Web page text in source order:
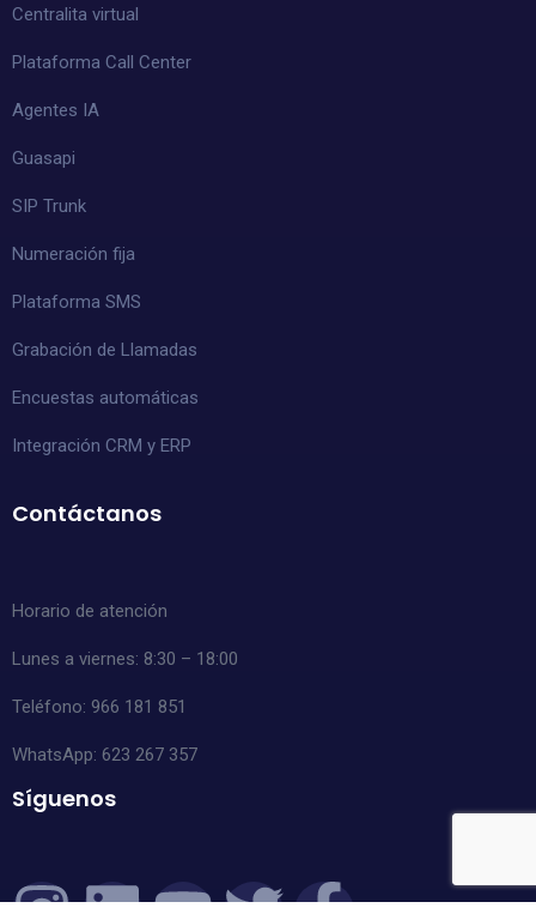
Centralita virtual
Plataforma Call Center
Agentes IA
Guasapi
SIP Trunk
Numeración fija
Plataforma SMS
Grabación de Llamadas
Encuestas automáticas
Integración CRM y ERP
Contáctanos
Horario de atención
Lunes a viernes: 8:30 – 18:00
Teléfono: 966 181 851
WhatsApp: 623 267 357
Síguenos